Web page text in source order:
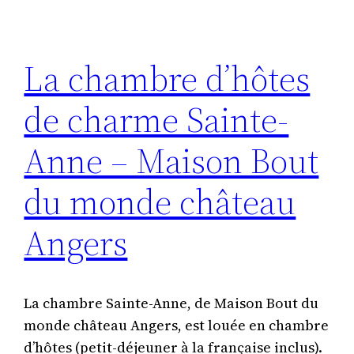
–
Maison
Bout
monde
au
château
d’Angers
La chambre d’hôtes
de charme Sainte-
Anne – Maison Bout
du monde château
Angers
La chambre Sainte-Anne, de Maison Bout du
monde château Angers, est louée en chambre
d’hôtes (petit-déjeuner à la française inclus).